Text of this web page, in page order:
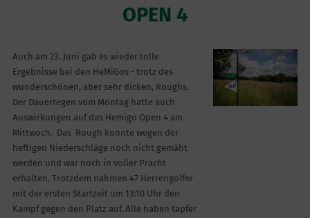
OPEN 4
Auch am 23. Juni gab es wieder tolle
Ergebnisse bei den HeMiGos - trotz des
wunderschönen, aber sehr dicken, Roughs.
Der Dauerregen vom Montag hatte auch
Auswirkungen auf das Hemigo Open 4 am
Mittwoch. Das Rough konnte wegen der
heftigen Niederschläge noch nicht gemäht
werden und war noch in voller Pracht
erhalten. Trotzdem nahmen 47 Herrengolfer
mit der ersten Startzeit um 13:10 Uhr den
Kampf gegen den Platz auf. Alle haben tapfer